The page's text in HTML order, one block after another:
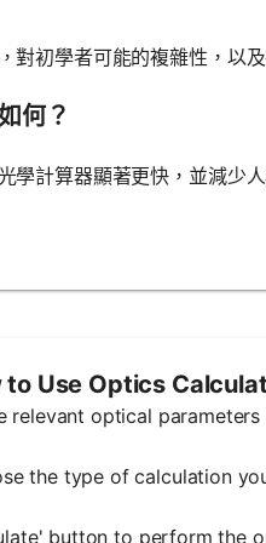
對初學者可能的複雜性，以
何？
學計算器顯著更快，並減少
to Use Optics
relevant optical
the type of calculation
button to perform the